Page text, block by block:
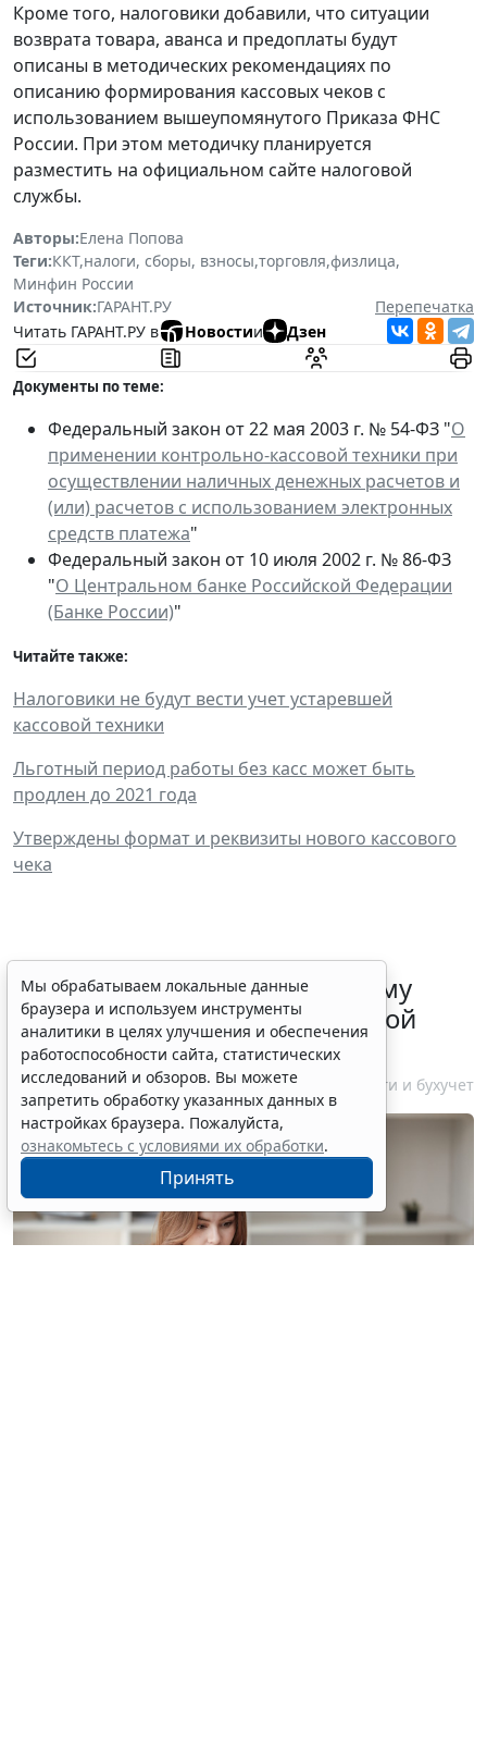
Кроме того, налоговики добавили, что ситуации
возврата товара, аванса и предоплаты будут
описаны в методических рекомендациях по
описанию формирования кассовых чеков с
использованием вышеупомянутого Приказа ФНС
России. При этом методичку планируется
разместить на официальном сайте налоговой
службы.
Авторы:Елена Попова
Теги:ККТ,налоги, сборы, взносы,торговля,физлица,
Минфин России
Источник:ГАРАНТ.РУ
Перепечатка
Читать ГАРАНТ.РУ в
Новостии Дзен
Документы по теме:
Федеральный закон от 22 мая 2003 г. № 54-ФЗ "О
применении контрольно-кассовой техники при
осуществлении наличных денежных расчетов и
(или) расчетов с использованием электронных
средств платежа"
Федеральный закон от 10 июля 2002 г. № 86-ФЗ
"О Центральном банке Российской Федерации
(Банке России)"
Читайте также:
Налоговики не будут вести учет устаревшей
кассовой техники
Льготный период работы без касс может быть
продлен до 2021 года
Утверждены формат и реквизиты нового кассового
чека
ФНС России рассказала малому
бизнесу о порядке упрощенной
ликвидации компании
7 августа 2026 18:16 Налоги и бухучет
Мы обрабатываем локальные данные
браузера и используем инструменты
аналитики в целях улучшения и обеспечения
работоспособности сайта, статистических
исследований и обзоров. Вы можете
запретить обработку указанных данных в
настройках браузера. Пожалуйста,
ознакомьтесь с условиями их обработки.
Принять